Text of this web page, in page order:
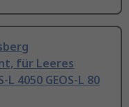
für Leeres
L 4050 GEOS-L 80